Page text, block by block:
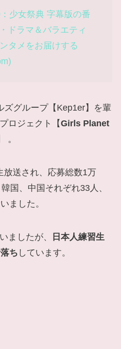
少女祭典 字幕版の番
ドラマ＆バラエティ
タメをお届けする
ズグループ【Kep1er】を輩
ロジェクト【Girls Planet
。
放送され、応募総数1万
国、中国それぞれ33人、
ました。
ましたが、
日本人練習生
ち しています。